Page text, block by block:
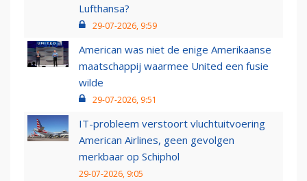
Lufthansa?
29-07-2026, 9:59
American was niet de enige Amerikaanse
maatschappij waarmee United een fusie
wilde
29-07-2026, 9:51
IT-probleem verstoort vluchtuitvoering
American Airlines, geen gevolgen
merkbaar op Schiphol
29-07-2026, 9:05